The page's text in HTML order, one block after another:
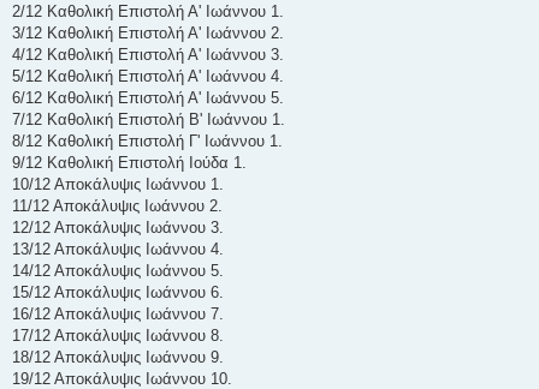
2/12 Καθολική Επιστολή Α' Ιωάννου 1.
3/12 Καθολική Επιστολή Α' Ιωάννου 2.
4/12 Καθολική Επιστολή Α' Ιωάννου 3.
5/12 Καθολική Επιστολή Α' Ιωάννου 4.
6/12 Καθολική Επιστολή Α' Ιωάννου 5.
7/12 Καθολική Επιστολή Β' Ιωάννου 1.
8/12 Καθολική Επιστολή Γ' Ιωάννου 1.
9/12 Καθολική Επιστολή Ιούδα 1.
10/12 Αποκάλυψις Ιωάννου 1.
11/12 Αποκάλυψις Ιωάννου 2.
12/12 Αποκάλυψις Ιωάννου 3.
13/12 Αποκάλυψις Ιωάννου 4.
14/12 Αποκάλυψις Ιωάννου 5.
15/12 Αποκάλυψις Ιωάννου 6.
16/12 Αποκάλυψις Ιωάννου 7.
17/12 Αποκάλυψις Ιωάννου 8.
18/12 Αποκάλυψις Ιωάννου 9.
19/12 Αποκάλυψις Ιωάννου 10.